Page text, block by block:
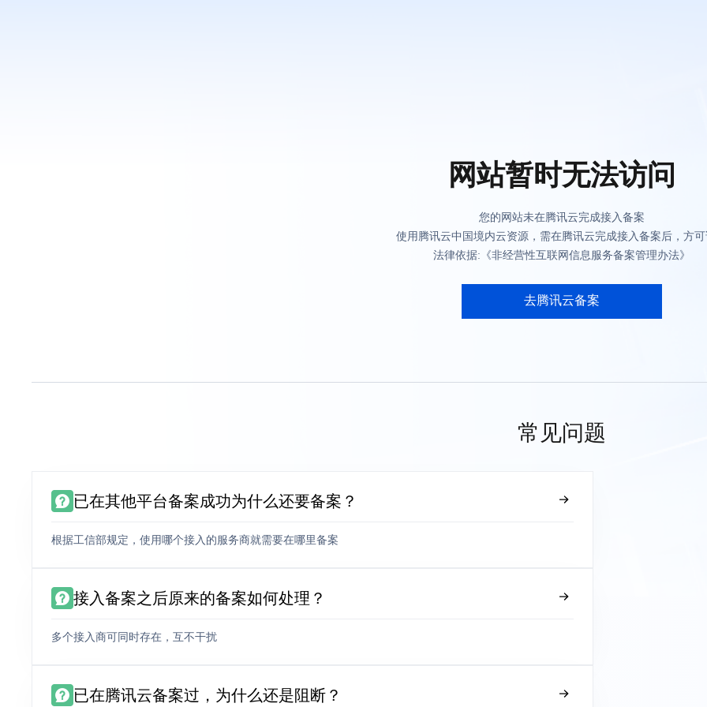
网站暂时无法访问
您的网站未在腾讯云完成接入备案
使用腾讯云中国境内云资源，需在腾讯云完成接入备案后，方
法律依据:《非经营性互联网信息服务备案管理办法》
去腾讯云备案
常见问题
已在其他平台备案成功为什么还要备案？
根据工信部规定，使用哪个接入的服务商就需要在哪里备案
接入备案之后原来的备案如何处理？
多个接入商可同时存在，互不干扰
已在腾讯云备案过，为什么还是阻断？